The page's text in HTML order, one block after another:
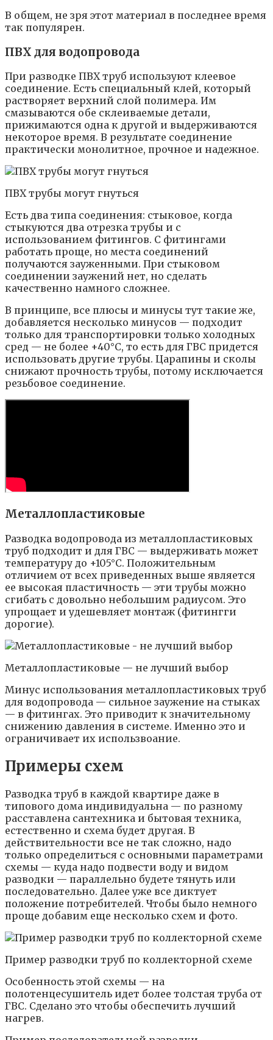
В общем, не зря этот материал в последнее время
так популярен.
ПВХ для водопровода
При разводке ПВХ труб используют клеевое
соединение. Есть специальный клей, который
растворяет верхний слой полимера. Им
смазываются обе склеиваемые детали,
прижимаются одна к другой и выдерживаются
некоторое время. В результате соединение
практически монолитное, прочное и надежное.
ПВХ трубы могут гнуться
Есть два типа соединения: стыковое, когда
стыкуются два отрезка трубы и с
использованием фитингов. С фитингами
работать проще, но места соединений
получаются зауженными. При стыковом
соединении заужений нет, но сделать
качественно намного сложнее.
В принципе, все плюсы и минусы тут такие же,
добавляется несколько минусов — подходит
только для транспортировки только холодных
сред — не более +40°C, то есть для ГВС придется
использовать другие трубы. Царапины и сколы
снижают прочность трубы, потому исключается
резьбовое соединение.
Металлопластиковые
Разводка водопровода из металлопластиковых
труб подходит и для ГВС — выдерживать может
температуру до +105°C. Положительным
отличием от всех приведенных выше является
ее высокая пластичность — эти трубы можно
сгибать с довольно небольшим радиусом. Это
упрощает и удешевляет монтаж (фитингги
дорогие).
Металлопластиковые — не лучший выбор
Минус использования металлопластиковых труб
для водопровода — сильное заужение на стыках
— в фитингах. Это приводит к значительному
снижению давления в системе. Именно это и
ограничивает их использвоание.
Примеры схем
Разводка труб в каждой квартире даже в
типового дома индивидуальна — по разному
расставлена сантехника и бытовая техника,
естественно и схема будет другая. В
действительности все не так сложно, надо
только определиться с основными параметрами
схемы — куда надо подвести воду и видом
разводки — параллельно будете тянуть или
последовательно. Далее уже все диктует
положение потребителей. Чтобы было немного
проще добавим еще несколько схем и фото.
Пример разводки труб по коллекторной схеме
Особенность этой схемы — на
полотенцесушитель идет более толстая труба от
ГВС. Сделано это чтобы обеспечить лучший
нагрев.